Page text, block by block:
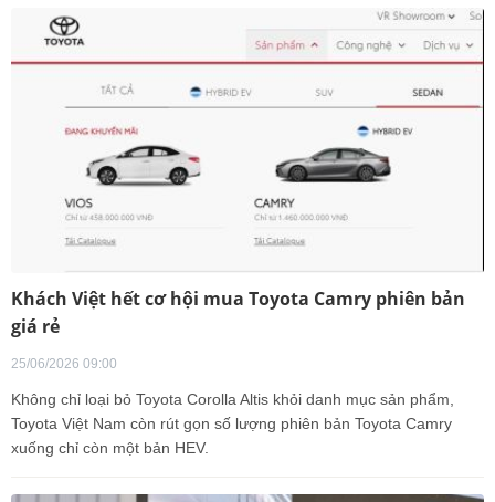
Khách Việt hết cơ hội mua Toyota Camry phiên bản
giá rẻ
25/06/2026 09:00
Không chỉ loại bỏ Toyota Corolla Altis khỏi danh mục sản phẩm,
Toyota Việt Nam còn rút gọn số lượng phiên bản Toyota Camry
xuống chỉ còn một bản HEV.